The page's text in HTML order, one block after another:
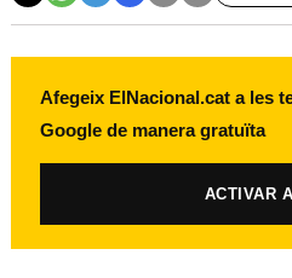
Afegeix ElNacional.cat a les
Google de manera gratuïta
ACTIVAR